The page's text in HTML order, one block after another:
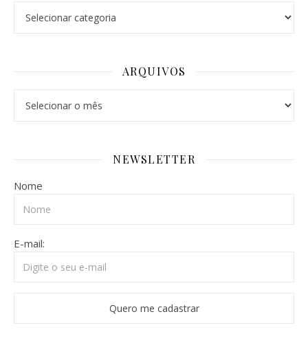
ARQUIVOS
NEWSLETTER
Nome
E-mail: